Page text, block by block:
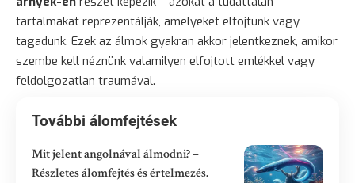
tartalmakat reprezentálják, amelyeket elfojtunk vagy
tagadunk. Ezek az álmok gyakran akkor jelentkeznek, amikor
szembe kell néznünk valamilyen elfojtott emlékkel vagy
feldolgozatlan traumával.
További álomfejtések
Mit jelent angolnával álmodni? –
Részletes álomfejtés és értelmezés.